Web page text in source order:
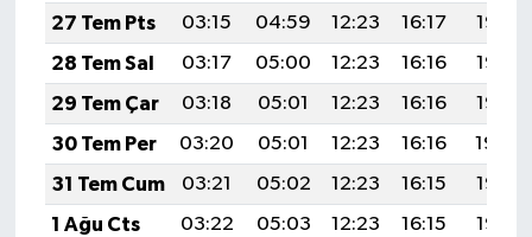
27 Tem Pts
03:15 04:59 12:23 16:17
19:37
28 Tem Sal
03:17 05:00 12:23 16:16
19:36
29 Tem Çar
03:18 05:01 12:23 16:16
19:35
30 Tem Per
03:20 05:01 12:23 16:16
19:34
31 Tem Cum
03:21 05:02 12:23 16:15
19:33
1 Ağu Cts
03:22 05:03 12:23 16:15
19:32